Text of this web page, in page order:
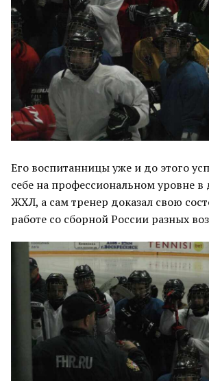
Его воспитанницы уже и до этого
себе на профессиональном уровне в
ЖХЛ, а сам тренер доказал свою
работе со сборной России разных